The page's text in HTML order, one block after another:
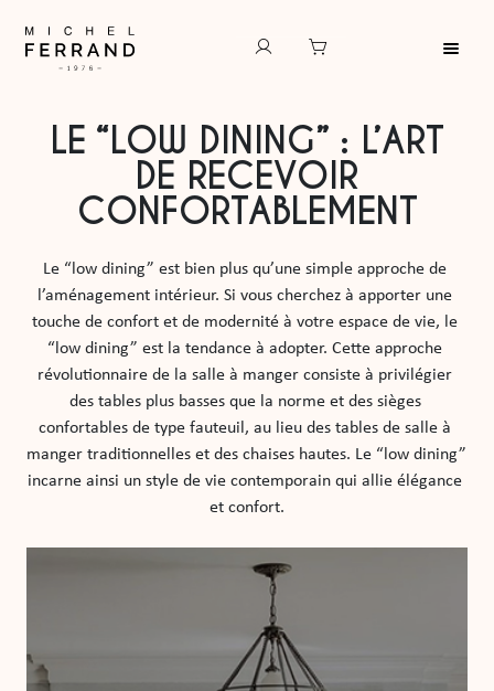
LE “LOW DINING” : L’ART
DE RECEVOIR
CONFORTABLEMENT
Le “low dining” est bien plus qu’une simple approche de
l’aménagement intérieur. Si vous cherchez à apporter une
touche de confort et de modernité à votre espace de vie, le
“low dining” est la tendance à adopter. Cette approche
révolutionnaire de la salle à manger consiste à privilégier
des tables plus basses que la norme et des sièges
confortables de type fauteuil, au lieu des tables de salle à
manger traditionnelles et des chaises hautes. Le “low dining”
incarne ainsi un style de vie contemporain qui allie élégance
et confort.